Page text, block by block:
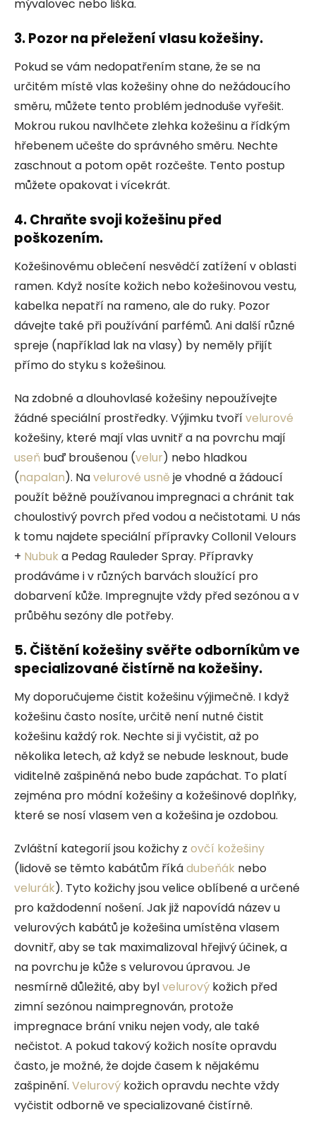
mývalovec nebo liška.
3. Pozor na přeležení vlasu kožešiny.
Pokud se vám nedopatřením stane, že se na
určitém místě vlas kožešiny ohne do nežádoucího
směru, můžete tento problém jednoduše vyřešit.
Mokrou rukou navlhčete zlehka kožešinu a řídkým
hřebenem učešte do správného směru. Nechte
zaschnout a potom opět rozčešte. Tento postup
můžete opakovat i vícekrát.
4. Chraňte svoji kožešinu před
poškozením.
Kožešinovému oblečení nesvědčí zatížení v oblasti
ramen. Když nosíte kožich nebo kožešinovou vestu,
kabelka nepatří na rameno, ale do ruky. Pozor
dávejte také při používání parfémů. Ani další různé
spreje (například lak na vlasy) by neměly přijít
přímo do styku s kožešinou.
Na zdobné a dlouhovlasé kožešiny nepoužívejte
žádné speciální prostředky. Výjimku tvořívelurové
kožešiny, které mají vlas uvnitř a na povrchu mají
useň buď broušenou (velur) nebo hladkou
(napalan). Navelurové usně je vhodné a žádoucí
použít běžně používanou impregnaci a chránit tak
choulostivý povrch před vodou a nečistotami. U nás
k tomu najdete speciální přípravky Collonil Velours
+ Nubuk a Pedag Rauleder Spray. Přípravky
prodáváme i v různých barvách sloužící pro
dobarvení kůže. Impregnujte vždy před sezónou a v
průběhu sezóny dle potřeby.
5. Čištění kožešiny svěřte odborníkům ve
specializované čistírně na kožešiny.
My doporučujeme čistit kožešinu výjimečně. I když
kožešinu často nosíte, určitě není nutné čistit
kožešinu každý rok. Nechte si ji vyčistit, až po
několika letech, až když se nebude lesknout, bude
viditelně zašpiněná nebo bude zapáchat. To platí
zejména pro módní kožešiny a kožešinové doplňky,
které se nosí vlasem ven a kožešina je ozdobou.
Zvláštní kategorií jsou kožichy z ovčí kožešiny
(lidově se těmto kabátům říkádubeňák nebo
velurák). Tyto kožichy jsou velice oblíbené a určené
pro každodenní nošení. Jak již napovídá název u
velurových kabátů je kožešina umístěna vlasem
dovnitř, aby se tak maximalizoval hřejivý účinek, a
na povrchu je kůže s velurovou úpravou. Je
nesmírně důležité, aby bylvelurový kožich před
zimní sezónou naimpregnován, protože
impregnace brání vniku nejen vody, ale také
nečistot. A pokud takový kožich nosíte opravdu
často, je možné, že dojde časem k nějakému
zašpinění. Velurový kožich opravdu nechte vždy
vyčistit odborně ve specializované čistírně.